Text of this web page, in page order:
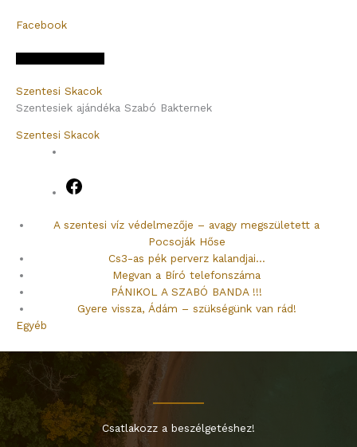
Facebook
Szentesi Skacok
Szentesiek ajándéka Szabó Bakternek
Szentesi Skacok
A szentesi víz védelmezője – avagy megszületett a
Pocsoják Hőse
Cs3-as pék perverz kalandjai…
Megvan a Bíró telefonszáma
PÁNIKOL A SZABÓ BANDA !!!
Gyere vissza, Ádám – szükségünk van rád!
Egyéb
Csatlakozz a beszélgetéshez!